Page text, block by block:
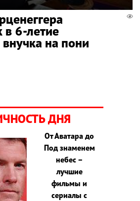
в 6-летие
на пони
ДНЯ
От Аватара до
Под знаменем
небес –
лучшие
фильмы и
сериалы с